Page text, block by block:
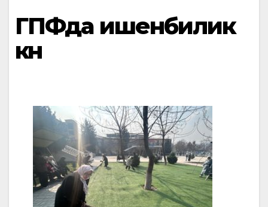
ГПФда ишенбилик
күнү